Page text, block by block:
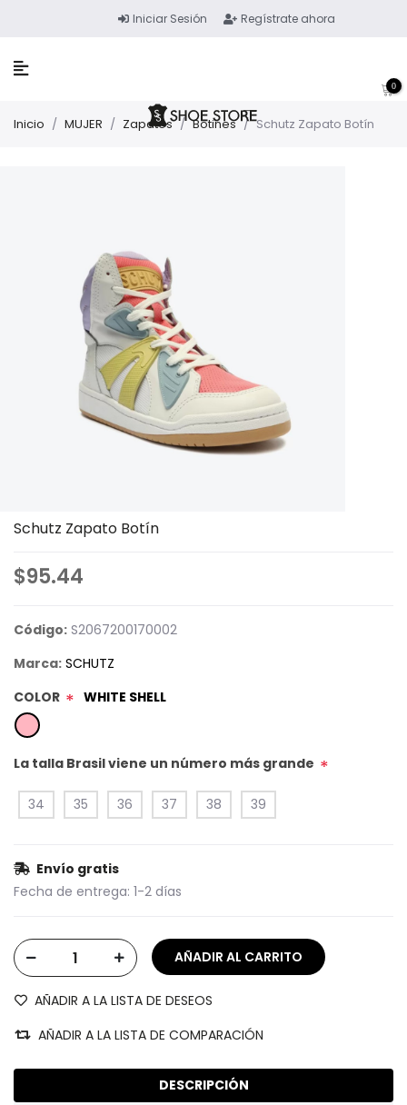
Iniciar Sesión Regístrate ahora
0
Inicio / MUJER / Zapatos / Botines / Schutz Zapato Botín
Schutz Zapato Botín
$95.44
Código: S2067200170002
Marca: SCHUTZ
COLOR * WHITE SHELL
La talla Brasil viene un número más grande *
34 35 36 37 38 39
Envío gratis
Fecha de entrega: 1-2 días
AÑADIR A LA LISTA DE DESEOS
AÑADIR A LA LISTA DE COMPARACIÓN
DESCRIPCIÓN